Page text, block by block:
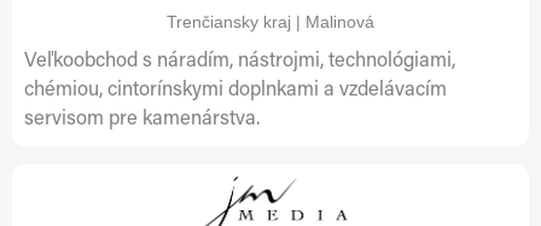
Trenčiansky kraj | Malinová
Veľkoobchod s náradím, nástrojmi, technológiami,
chémiou, cintorínskymi doplnkami a vzdelávacím
servisom pre kamenárstva.